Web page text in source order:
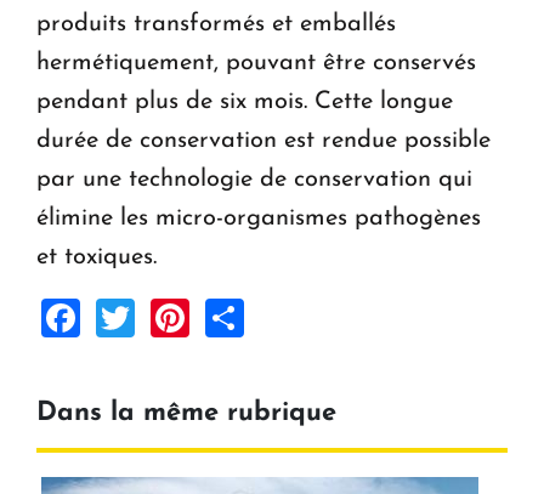
produits transformés et emballés
hermétiquement, pouvant être conservés
pendant plus de six mois. Cette longue
durée de conservation est rendue possible
par une technologie de conservation qui
élimine les micro-organismes pathogènes
et toxiques.
Facebook
TwitterPinterest
Dans la même rubrique